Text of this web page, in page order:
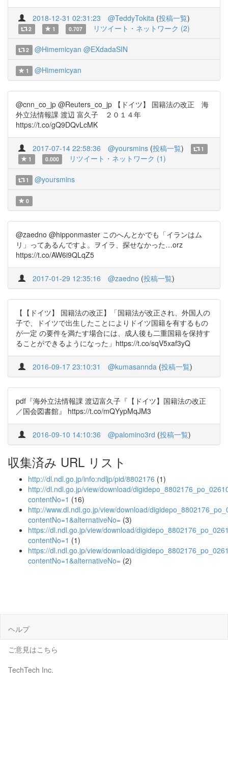
2018-12-31 02:31:23 @TeddyTokita (投稿一覧)
2 1 0.707 リツイート・ネットワーク (2)
2 @Himemicyan @EXdadaSIN
1 @Himemicyan
@cnn_co_jp @Reuters_co_jp 【ドイツ】 国籍法の改正 海
外立法情報課 渡辺 富久子 ２０１４年
https://t.co/gQ9DQvLcMK
2017-07-14 22:58:36 @yoursmins (投稿一覧)
1
1
0.000 リツイート・ネットワーク (1)
1 @yoursmins
0
@zaedno @hipponmaster このへんとかでも「イランはム
リ」ってあるんですよ。ヲイラ、探せなかった…orz
https://t.co/AW6i9QLqZ5
2017-01-29 12:35:16 @zaedno (投稿一覧)
【【ドイツ】 国籍法の改正】「国籍法が改正され、外国人の
子で、ドイツで出生したことによりドイツ国籍を有するもの
が一定 の要件を満たす場合には、成人後も二重国籍を保持す
ることができるようになった」https://t.co/sqV5xaf3yQ
2016-09-17 23:10:31 @kumasannda (投稿一覧)
pdf『海外立法情報課 渡辺富久子『【ドイツ】国籍法の改正
／国会図書館』 https://t.co/mQYypMqJM3
2016-09-10 14:10:36 @palomino3rd (投稿一覧)
収集済み URL リスト
http://dl.ndl.go.jp/info:ndljp/pid/8802176 (1)
http://dl.ndl.go.jp/view/download/
contentNo=1 (16)
http://www.dl.ndl.go.jp/view/download/
contentNo=1&alternativeNo= (3)
https://dl.ndl.go.jp/view/download/
contentNo=1 (1)
https://dl.ndl.go.jp/view/download/
contentNo=1&alternativeNo= (2)
ヘルプ
ご意見はこちら
TechTech Inc.